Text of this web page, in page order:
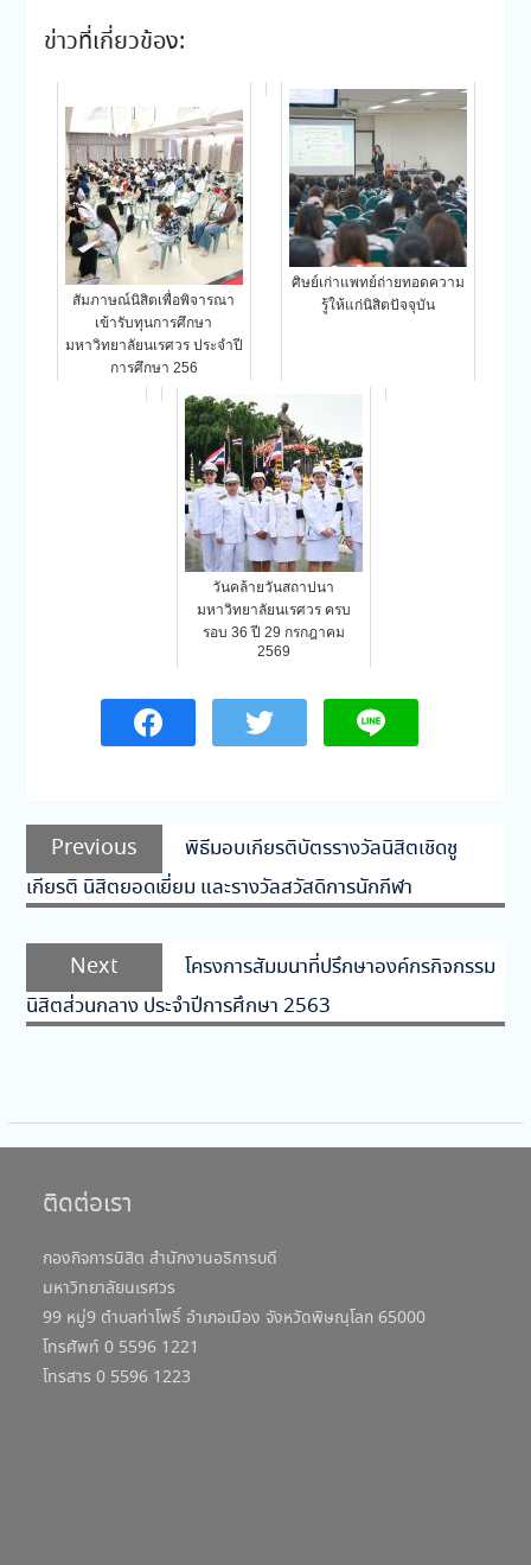
ข่าวที่เกี่ยวข้อง:
สัมภาษณ์นิสิตเพื่อพิจารณา
เข้ารับทุนการศึกษา
มหาวิทยาลัยนเรศวร ประจำปี
การศึกษา 256
ศิษย์เก่าแพทย์ถ่ายทอดความ
รู้ให้แก่นิสิตปัจจุบัน
วันคล้ายวันสถาปนา
มหาวิทยาลัยนเรศวร ครบ
รอบ 36 ปี 29 กรกฎาคม
2569
แนะแนว
เรื่อง
Previous
Previous
post:
พิธีมอบเกียรติบัตรรางวัลนิสิตเชิดชู
เกียรติ นิสิตยอดเยี่ยม และรางวัลสวัสดิการนักกีฬา
Next
Next
post:
โครงการสัมมนาที่ปรึกษาองค์กรกิจกรรม
นิสิตส่วนกลาง ประจำปีการศึกษา 2563
ติดต่อเรา
กองกิจการนิสิต สำนักงานอธิการบดี
มหาวิทยาลัยนเรศวร
99 หมู่9 ตำบลท่าโพธิ์ อำเภอเมือง จังหวัดพิษณุโลก 65000
โทรศัพท์ 0 5596 1221
โทรสาร 0 5596 1223